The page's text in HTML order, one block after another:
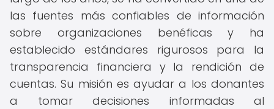
las fuentes más confiables de información
sobre organizaciones benéficas y ha
establecido estándares rigurosos para la
transparencia financiera y la rendición de
cuentas. Su misión es ayudar a los donantes
a tomar decisiones informadas al